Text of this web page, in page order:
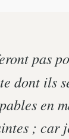
pas
dont ils
en
; car